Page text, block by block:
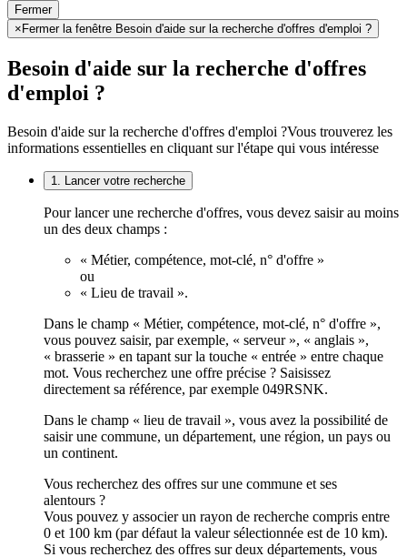
Fermer
× Fermer la fenêtre Besoin d'aide sur la recherche d'offres d'emploi ?
Besoin d'aide sur la recherche d'offres
d'emploi ?
Besoin d'aide sur la recherche d'offres d'emploi ?Vous trouverez les
informations essentielles en cliquant sur l'étape qui vous intéresse
1. Lancer votre recherche
Pour lancer une recherche d'offres, vous devez saisir au moins
un des deux champs :
« Métier, compétence, mot-clé, n° d'offre »
ou
« Lieu de travail ».
Dans le champ « Métier, compétence, mot-clé, n° d'offre »,
vous pouvez saisir, par exemple, « serveur », « anglais »,
« brasserie » en tapant sur la touche « entrée » entre chaque
mot. Vous recherchez une offre précise ? Saisissez
directement sa référence, par exemple 049RSNK.
Dans le champ « lieu de travail », vous avez la possibilité de
saisir une commune, un département, une région, un pays ou
un continent.
Vous recherchez des offres sur une commune et ses
alentours ?
Vous pouvez y associer un rayon de recherche compris entre
0 et 100 km (par défaut la valeur sélectionnée est de 10 km).
Si vous recherchez des offres sur deux départements, vous